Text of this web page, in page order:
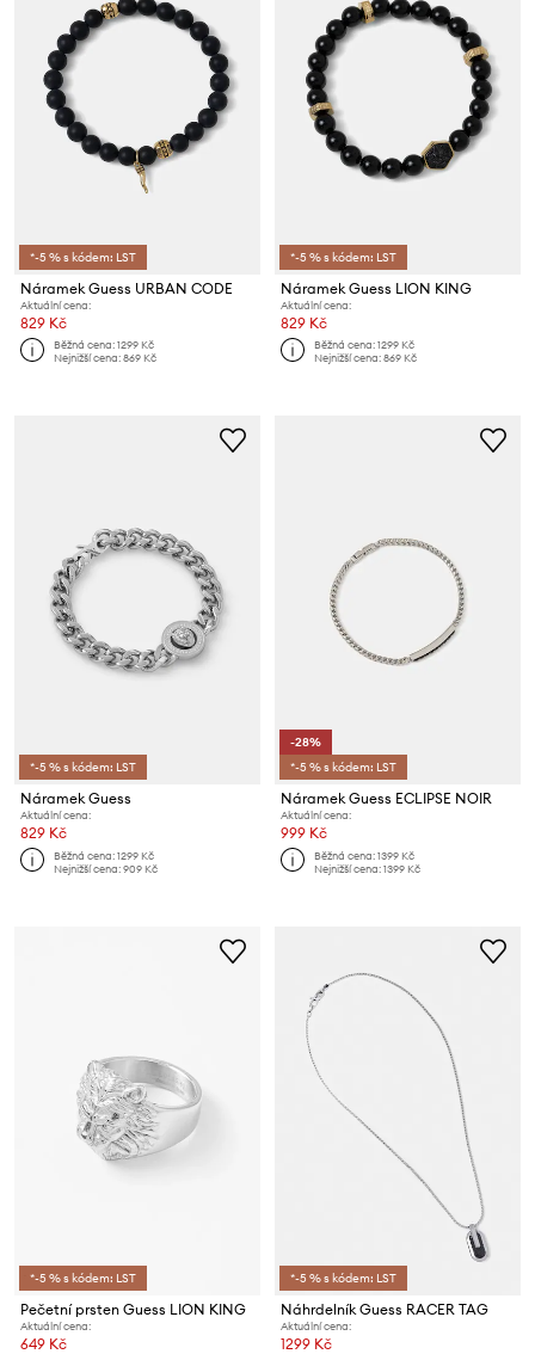
*-5 % s kódem: LST
Náramek Guess URBAN CODE
Aktuální cena:
829 Kč
Běžná cena:1299 Kč
Nejnižší cena:869 Kč
*-5 % s kódem: LST
Náramek Guess LION KING
Aktuální cena:
829 Kč
Běžná cena:1299 Kč
Nejnižší cena:869 Kč
*-5 % s kódem: LST
Náramek Guess
Aktuální cena:
829 Kč
Běžná cena:1299 Kč
Nejnižší cena:909 Kč
-28%
*-5 % s kódem: LST
Náramek Guess ECLIPSE NOIR
Aktuální cena:
999 Kč
Běžná cena:1399 Kč
Nejnižší cena:1399 Kč
*-5 % s kódem: LST
Pečetní prsten Guess LION KING
Aktuální cena:
649 Kč
*-5 % s kódem: LST
Náhrdelník Guess RACER TAG
Aktuální cena:
1299 Kč